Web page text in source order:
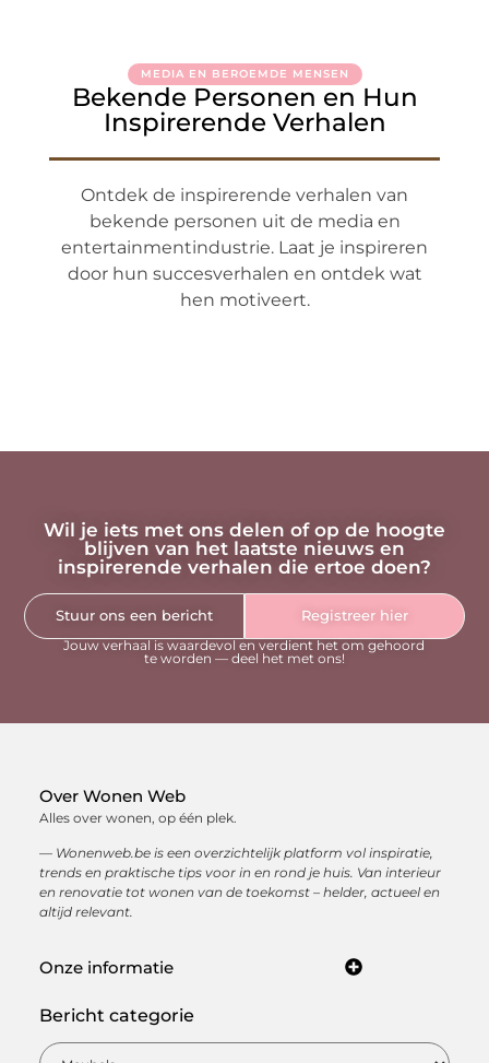
MEDIA EN BEROEMDE MENSEN
Bekende Personen en Hun
Inspirerende Verhalen
Ontdek de inspirerende verhalen van
bekende personen uit de media en
entertainmentindustrie. Laat je inspireren
door hun succesverhalen en ontdek wat
hen motiveert.
Wil je iets met ons delen of op de hoogte
blijven van het laatste nieuws en
inspirerende verhalen die ertoe doen?
Stuur ons een bericht
Registreer hier
Jouw verhaal is waardevol en verdient het om gehoord
te worden — deel het met ons!
Over Wonen Web
Alles over wonen, op één plek.
— Wonenweb.be is een overzichtelijk platform vol inspiratie,
trends en praktische tips voor in en rond je huis. Van interieur
en renovatie tot wonen van de toekomst – helder, actueel en
altijd relevant.
Onze informatie
Bericht categorie